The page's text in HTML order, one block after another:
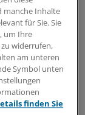
Kammern
Weiterbildung
Hilfe für die
manche Inhalte
für Sie. Sie
um Ihre
widerrufen,
am unteren
Symbol unten
finden Sie